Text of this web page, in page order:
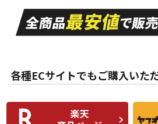
A
走行距離も少なく、
目立つ傷もほとんど
ない中古品
A
な中古品
C
比較的きれいな中古
品
C
各種ECサイトでもご購入いた